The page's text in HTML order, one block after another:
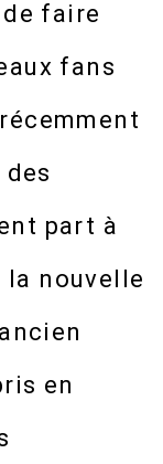
de faire
fans
part à
la nouvelle
en